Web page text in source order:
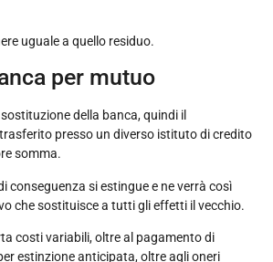
uguale a quello residuo.
per mutuo
della banca, quindi il
presso un diverso istituto di credito
somma.
conseguenza si estingue e ne verrà così
che sostituisce a tutti gli effetti il vecchio.
costi variabili, oltre al pagamento di
estinzione anticipata, oltre agli oneri